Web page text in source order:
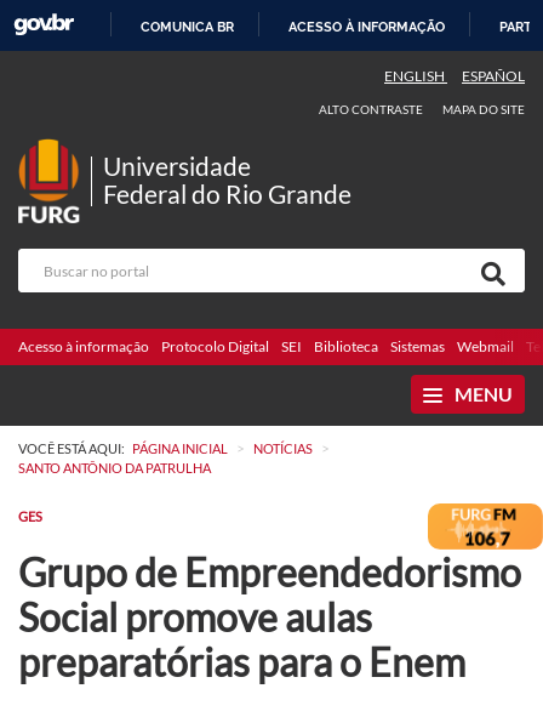
COMUNICA BR ACESSO À INFORMAÇÃO
ENGLISH ESPAÑOL
ALTO CONTRASTE MAPA DO SITE
Universidade
Federal do Rio Grande
Acesso à informação Protocolo Digital SEI Biblioteca Sistemas Webmail
MENU
VOCÊ ESTÁ AQUI: PÁGINA INICIAL > NOTÍCIAS >
SANTO ANTÔNIO DA PATRULHA
GES
Grupo de Empreendedorismo
Social promove aulas
preparatórias para o Enem